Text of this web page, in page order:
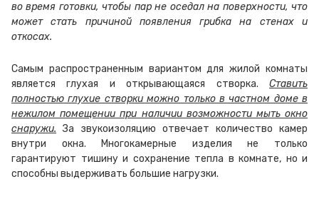
во время готовки, чтобы пар не оседал на поверхности, что
может стать причиной появления грибка на стенах и
откосах.
Самым распространенным вариантом для жилой комнаты
является глухая и открывающаяся створка. Ставить
полностью глухие створки можно только в частном доме в
нежилом помещении при наличии возможности мыть окно
снаружи. За звукоизоляцию отвечает количество камер
внутри окна. Многокамерные изделия не только
гарантируют тишину и сохранение тепла в комнате, но и
способны выдерживать большие нагрузки.